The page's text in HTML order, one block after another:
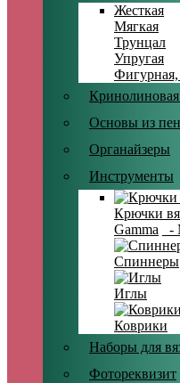
Жесткая
Мягкая
Трунцал
Упругая
Фигурная,
Кринолиновая
Основы из
Органайзеры
Инструменты
Крючки
Gamma
-
Спиннеры
Иглы
Коврики
Наборы для
Фотореквизит